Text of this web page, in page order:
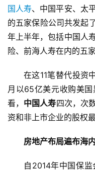
国人寿、中国平安、太
的五家保险公司共发起
年上半年，包括中国人
险、前海人寿在内的五
在这11笔替代投资
月以65亿美元收购美
看， 中国人寿四次，次
资和非上市企业的股权最
房地产布局遍布海
自2014年中国保